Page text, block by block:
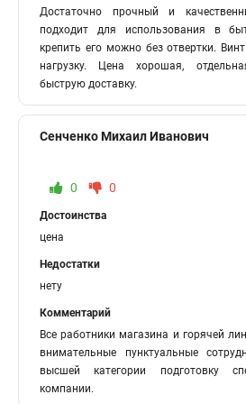
Снять хомут с патрубка
Гост хомуты трубные Хомут для
Хомут с биркой
Хомуты кабельные стяжки
Хомуты для нержавейки Хомут
Хомут крепления 110 трубы
Стальная лента хомутов
Хомуты на скользящую опору
Хомут металлический трубы
Хомут усиленный двухболтовой
Достаточно прочный и
подходит для использования в
крепить его можно без отвертки.
нагрузку. Цена хорошая,
быструю доставку.
Сенченко Михаил Иванович
0 0
Достоинства
цена
Недостатки
нету
Комментарий
Все работники магазина и горячей
внимательные пунктуальные
высшей категории подготовку
компании.